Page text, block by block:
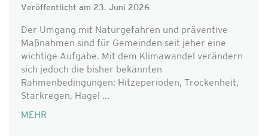
Veröffentlicht am 23. Juni 2026
Der Umgang mit Naturgefahren und präventive
Maßnahmen sind für Gemeinden seit jeher eine
wichtige Aufgabe. Mit dem Klimawandel verändern
sich jedoch die bisher bekannten
Rahmenbedingungen: Hitzeperioden, Trockenheit,
Starkregen, Hagel ...
MEHR